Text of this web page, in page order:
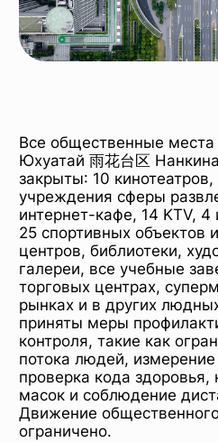
Все общественные места
Юхуатай 雨花台区
закрыты: 10 кинотеатров,
учреждения сферы
интернет-кафе, 14 KTV, 4
25 спортивных объектов
центров, библиотеки,
галереи, все учебные
торговых центрах,
рынках и в других
приняты меры
контроля, такие как
потока людей,
проверка кода здоровья,
масок и соблюдение
Движение
ограничено.